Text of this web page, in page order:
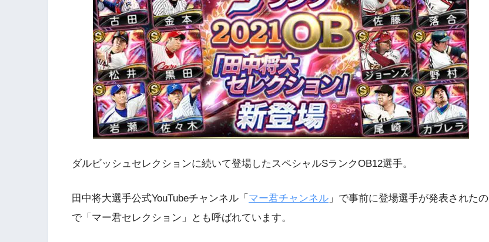
ダルビッシュセレクションに続いて登場したスペシャルSランクOB12選手。
田中将大選手公式YouTubeチャンネル「 マー君チャンネル 」で事前に登場選手が発表されたの
で「マー君セレクション」とも呼ばれています。